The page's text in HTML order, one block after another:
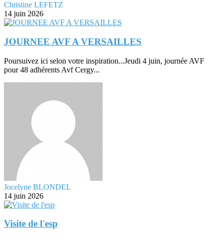
Christine LEFETZ
14 juin 2026
JOURNEE AVF A VERSAILLES
Poursuivez ici selon votre inspiration...Jeudi 4 juin, journée AVF
pour 48 adhérents Avf Cergy...
Jocelyne BLONDEL
14 juin 2026
Visite de l'esp